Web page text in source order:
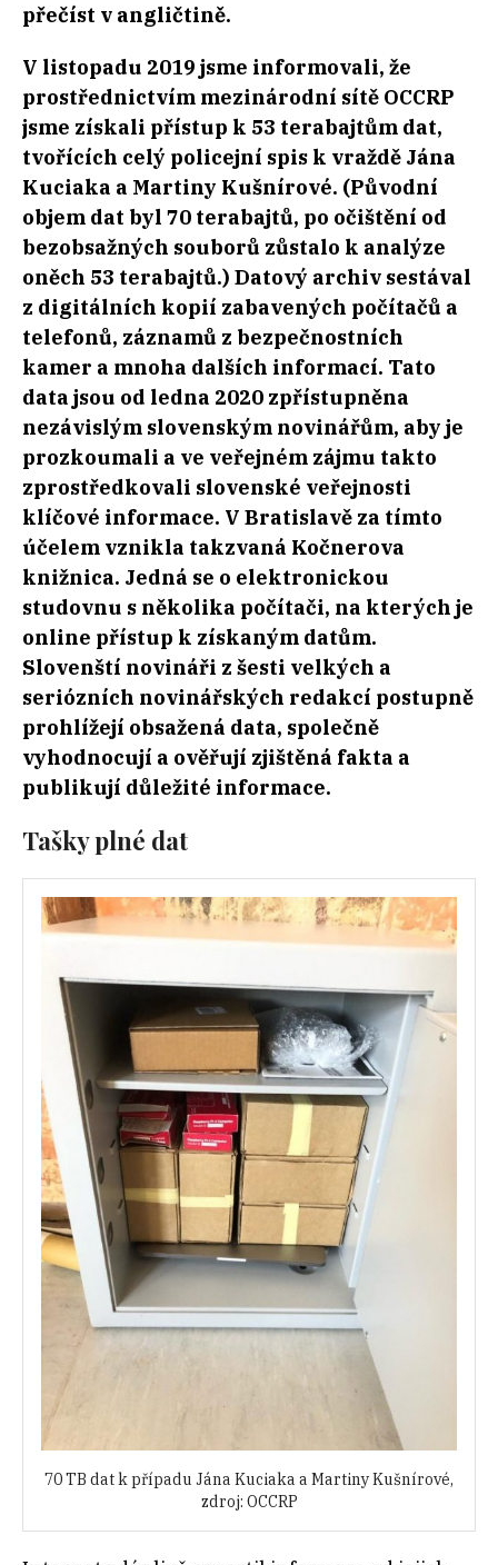
přečíst v angličtině.
V listopadu 2019 jsme informovali, že
prostřednictvím mezinárodní sítě OCCRP
jsme získali přístup k 53 terabajtům dat,
tvořících celý policejní spis k vraždě Jána
Kuciaka a Martiny Kušnírové. (Původní
objem dat byl 70 terabajtů, po očištění od
bezobsažných souborů zůstalo k analýze
oněch 53 terabajtů.) Datový archiv sestával
z digitálních kopií zabavených počítačů a
telefonů, záznamů z bezpečnostních
kamer a mnoha dalších informací. Tato
data jsou od ledna 2020 zpřístupněna
nezávislým slovenským novinářům, aby je
prozkoumali a ve veřejném zájmu takto
zprostředkovali slovenské veřejnosti
klíčové informace. V Bratislavě za tímto
účelem vznikla takzvaná Kočnerova
knižnica. Jedná se o elektronickou
studovnu s několika počítači, na kterých je
online přístup k získaným datům.
Slovenští novináři z šesti velkých a
seriózních novinářských redakcí postupně
prohlížejí obsažená data, společně
vyhodnocují a ověřují zjištěná fakta a
publikují důležité informace.
Tašky plné dat
70 TB dat k případu Jána Kuciaka a Martiny Kušnírové,
zdroj: OCCRP